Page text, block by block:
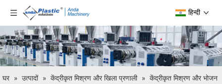
हिन्दी
घर » उत्पादों » केंद्रीकृत मिश्रण और खिला प्रणाली » केंद्रीकृत मिश्रण और भोजन